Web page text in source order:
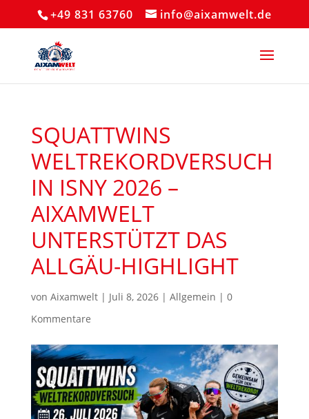
+49 831 63760 info@aixamwelt.de
SQUATTWINS
WELTREKORDVERSUCH
IN ISNY 2026 –
AIXAMWELT
UNTERSTÜTZT DAS
ALLGÄU-HIGHLIGHT
von Aixamwelt| Juli 8, 2026| Allgemein | 0
Kommentare